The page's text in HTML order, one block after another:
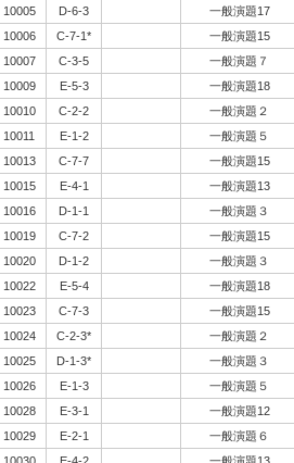
10005
D-6-3 一般演題17
10006
C-7-1* 一般演題15
10007
C-3-5 一般演題７
10009
E-5-3 一般演題18
10010
C-2-2 一般演題２
10011
E-1-2 一般演題５
10013
C-7-7 一般演題15
10015
E-4-1 一般演題13
10016
D-1-1 一般演題３
10019
C-7-2 一般演題15
10020
D-1-2 一般演題３
10022
E-5-4 一般演題18
10023
C-7-3 一般演題15
10024
C-2-3* 一般演題２
10025
D-1-3* 一般演題３
10026
E-1-3 一般演題５
10028
E-3-1 一般演題12
10029
E-2-1 一般演題６